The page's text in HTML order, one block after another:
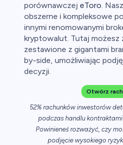
porównawczej eToro.
obszerne i kompleksowe
innymi renomowanymi
kryptowalut. Tutaj możesz
zestawione z gigantami
by-side, umożliwiając
decyzji.
Otwórz
52% rachunków inwestorów
podczas handlu
Powinieneś rozważyć, czy
podjęcie wysokiego